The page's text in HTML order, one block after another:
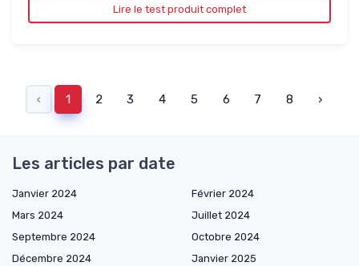
Lire le test produit complet
‹ 1 2 3 4 5 6 7 8 ›
Les articles par date
Janvier 2024
Février 2024
Mars 2024
Juillet 2024
Septembre 2024
Octobre 2024
Décembre 2024
Janvier 2025